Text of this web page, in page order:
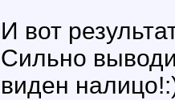
И вот
Сильно
виден